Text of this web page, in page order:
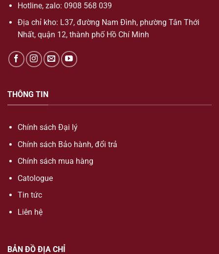
Hotline, zalo: 0908 568 039
Địa chỉ kho: L37, đường Nam Đình, phường Tân Thới
Nhất, quận 12, thành phố Hồ Chí Minh
THÔNG TIN
Chính sách Đại lý
Chính sách Bảo hành, đổi trả
Chính sách mua hàng
Catologue
Tin tức
Liên hệ
BẢN ĐỒ ĐỊA CHỈ